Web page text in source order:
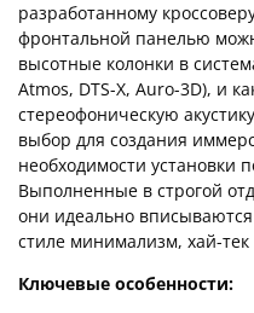
разработанному
фронтальной панелью
высотные колонки в
Atmos, DTS-X, Auro-3D), и
стереофоническую
выбор для создания
необходимости установки
Выполненные в строгой
они идеально
стиле минимализм, хай-
Ключевые особенности: